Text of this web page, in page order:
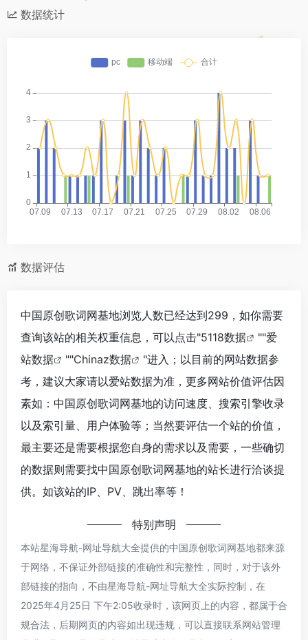
数据统计
数据评估
中国原创歌词网基地浏览人数已经达到299，如你需要
查询该站的相关权重信息，可以点击"5118数据 ""爱
站数据
""Chinaz数据
"进入；以目前的网站数据参
考，建议大家请以爱站数据为准，更多网站价值评估因
素如：中国原创歌词网基地的访问速度、搜索引擎收录
以及索引量、用户体验等；当然要评估一个站的价值，
最主要还是需要根据您自身的需求以及需要，一些确切
的数据则需要找中国原创歌词网基地的站长进行洽谈提
供。如该站的IP、PV、跳出率等！
特别声明
本站星海导航-网址导航大全提供的中国原创歌词网基地都来源
于网络，不保证外部链接的准确性和完整性，同时，对于该外
部链接的指向，不由星海导航-网址导航大全实际控制，在
2025年4月25日 下午2:05收录时，该网页上的内容，都属于合
规合法，后期网页的内容如出现违规，可以直接联系网站管理